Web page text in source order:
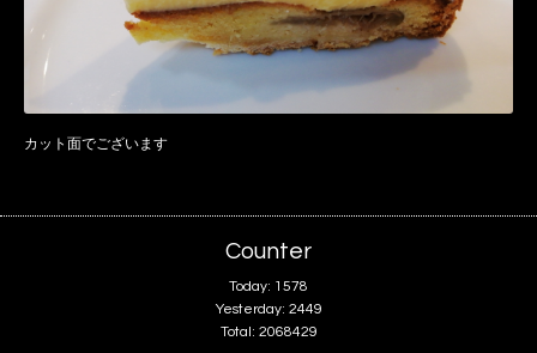
カット面でございます
Counter
Today: 1578
Yesterday: 2449
Total: 2068429